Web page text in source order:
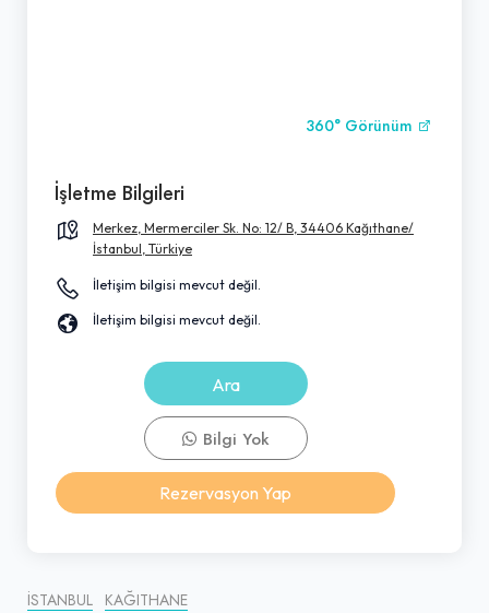
İSTANBUL KAĞITHANE
360° Görünüm
İşletme Bilgileri
Merkez, Mermerciler Sk. No: 12/ B, 34406 Kağıthane/
İstanbul, Türkiye
İletişim bilgisi mevcut değil.
İletişim bilgisi mevcut değil.
Ara
Bilgi Yok
Rezervasyon Yap